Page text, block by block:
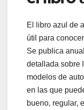
El libro azul de
útil para
Se publica
detallada sobre
modelos de
en las que
bueno, regular,